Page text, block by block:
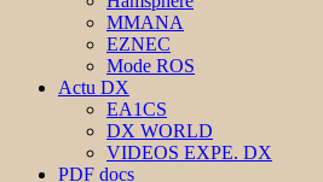
MMANA
EZNEC
Mode ROS
Actu DX
EA1CS
DX WORLD
VIDEOS EXPE. DX
PDF docs